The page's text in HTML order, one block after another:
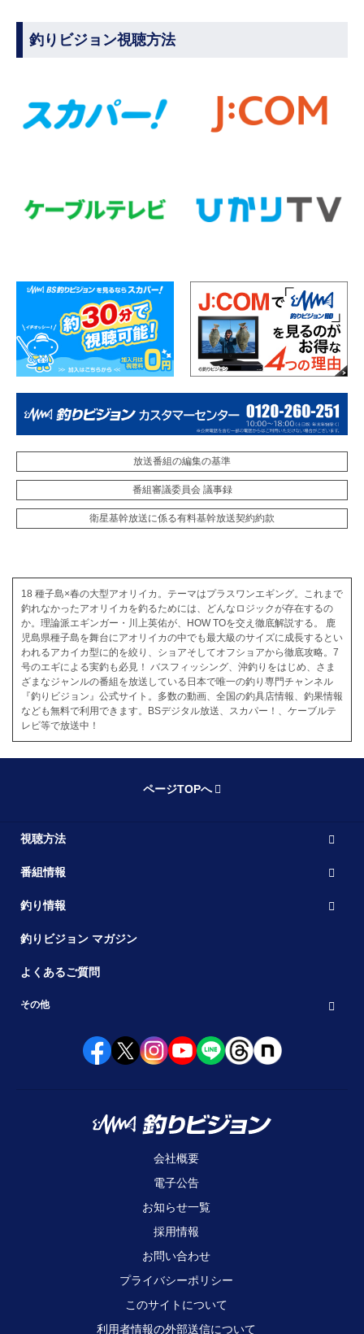
釣りビジョン視聴方法
放送番組の編集の基準
番組審議委員会 議事録
衛星基幹放送に係る有料基幹放送契約約款
18 種子島×春の大型アオリイカ。テーマはプラスワンエギング。これまで
釣れなかったアオリイカを釣るためには、どんなロジックが存在するの
か。理論派エギンガー・川上英佑が、HOW TOを交え徹底解説する。 鹿
児島県種子島を舞台にアオリイカの中でも最大級のサイズに成長するとい
われるアカイカ型に的を絞り、ショアそしてオフショアから徹底攻略。7
号のエギによる実釣も必見！ バスフィッシング、沖釣りをはじめ、さま
ざまなジャンルの番組を放送している日本で唯一の釣り専門チャンネル
『釣りビジョン』公式サイト。多数の動画、全国の釣具店情報、釣果情報
なども無料で利用できます。BSデジタル放送、スカパー！、ケーブルテ
レビ等で放送中！
ページTOPへ
視聴方法
番組情報
釣り情報
釣りビジョン マガジン
よくあるご質問
その他
会社概要
電子公告
お知らせ一覧
採用情報
お問い合わせ
プライバシーポリシー
このサイトについて
利用者情報の外部送信について